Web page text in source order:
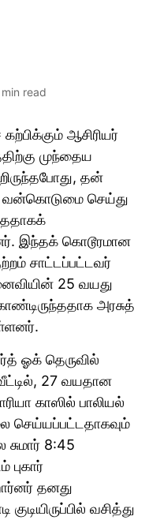
min read
ஆசிரியர்
முந்தைய
​​தன்
வன்கொடுமை செய்து
இந்தக் கொடூரமான
சாட்டப்பட்டவர்
25 வயது
அரசுத்
ஓக் தெருவில்
27 வயதான
காஸில் பாலியல்
8:45
தனது
வசித்து